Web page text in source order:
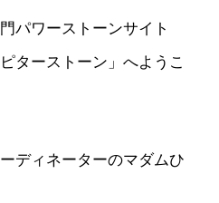
パワーストーンサイト
ピターストーン」へようこ
ディネーターのマダムひ